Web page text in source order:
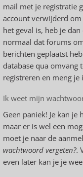
mail met je registratie
account verwijderd
het geval is, heb je
normaal dat forums
berichten geplaatst
database qua omvang
registreren en meng je
Ik weet mijn
Geen paniek! Je kan
maar er is wel een
moet je naar de
wachtwoord vergeten?.
even later kan je je